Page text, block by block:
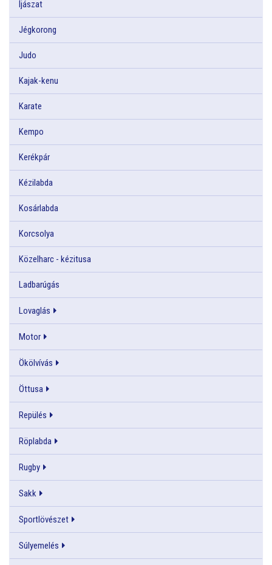
Íjászat
Jégkorong
Judo
Kajak-kenu
Karate
Kempo
Kerékpár
Kézilabda
Kosárlabda
Korcsolya
Közelharc - kézitusa
Ladbarúgás
Lovaglás
Motor
Ökölvívás
Öttusa
Repülés
Röplabda
Rugby
Sakk
Sportlövészet
Súlyemelés